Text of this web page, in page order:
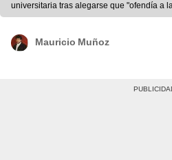
universitaria tras alegarse que "ofendía a
LR.
Mauricio Muñoz